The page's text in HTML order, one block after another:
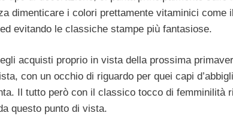
dimenticare i colori prettamente vitaminici
evitando le classiche stampe più fantasiose.
acquisti proprio in vista della prossima
con un occhio di riguardo per quei capi
Il tutto però con il classico tocco di femminilità
questo punto di vista.